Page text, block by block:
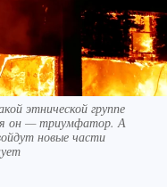
этнической группе
он — триумфатор. А
новые части